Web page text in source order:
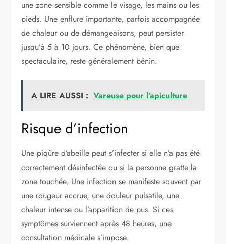
une zone sensible comme le visage, les mains ou les
pieds. Une enflure importante, parfois accompagnée
de chaleur ou de démangeaisons, peut persister
jusqu’à 5 à 10 jours. Ce phénomène, bien que
spectaculaire, reste généralement bénin.
A LIRE AUSSI : Vareuse pour l’apiculture
Risque d’infection
Une piqûre d’abeille peut s’infecter si elle n’a pas été
correctement désinfectée ou si la personne gratte la
zone touchée. Une infection se manifeste souvent par
une rougeur accrue, une douleur pulsatile, une
chaleur intense ou l’apparition de pus. Si ces
symptômes surviennent après 48 heures, une
consultation médicale s’impose.